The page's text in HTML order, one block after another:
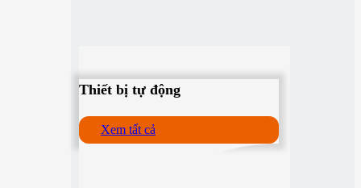
Thiết bị tự động
Xem tất cả